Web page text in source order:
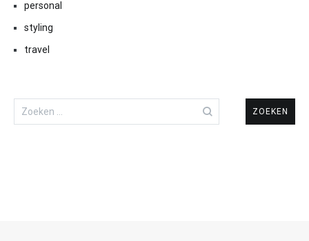
personal
styling
travel
Zoeken
naar: